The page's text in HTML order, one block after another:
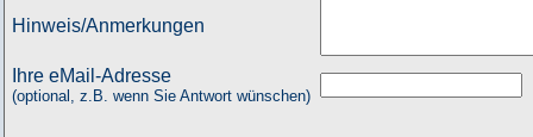
Hinweis/Anmerkungen
Ihre eMail-Adresse
(optional, z.B. wenn Sie Antwort wünschen)